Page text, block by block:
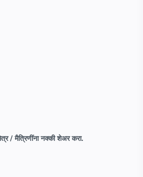
/ मैत्रिणींना नक्की शेअर करा.